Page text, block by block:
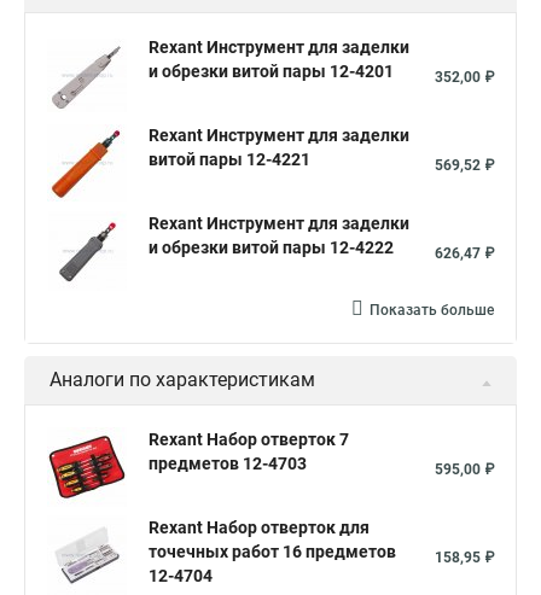
Rexant Инструмент для заделки
и обрезки витой пары 12-4201
352,00 ₽
Rexant Инструмент для заделки
витой пары 12-4221
569,52 ₽
Rexant Инструмент для заделки
и обрезки витой пары 12-4222
626,47 ₽
Показать больше
Аналоги по характеристикам
Rexant Набор отверток 7
предметов 12-4703
595,00 ₽
Rexant Набор отверток для
точечных работ 16 предметов
12-4704
158,95 ₽